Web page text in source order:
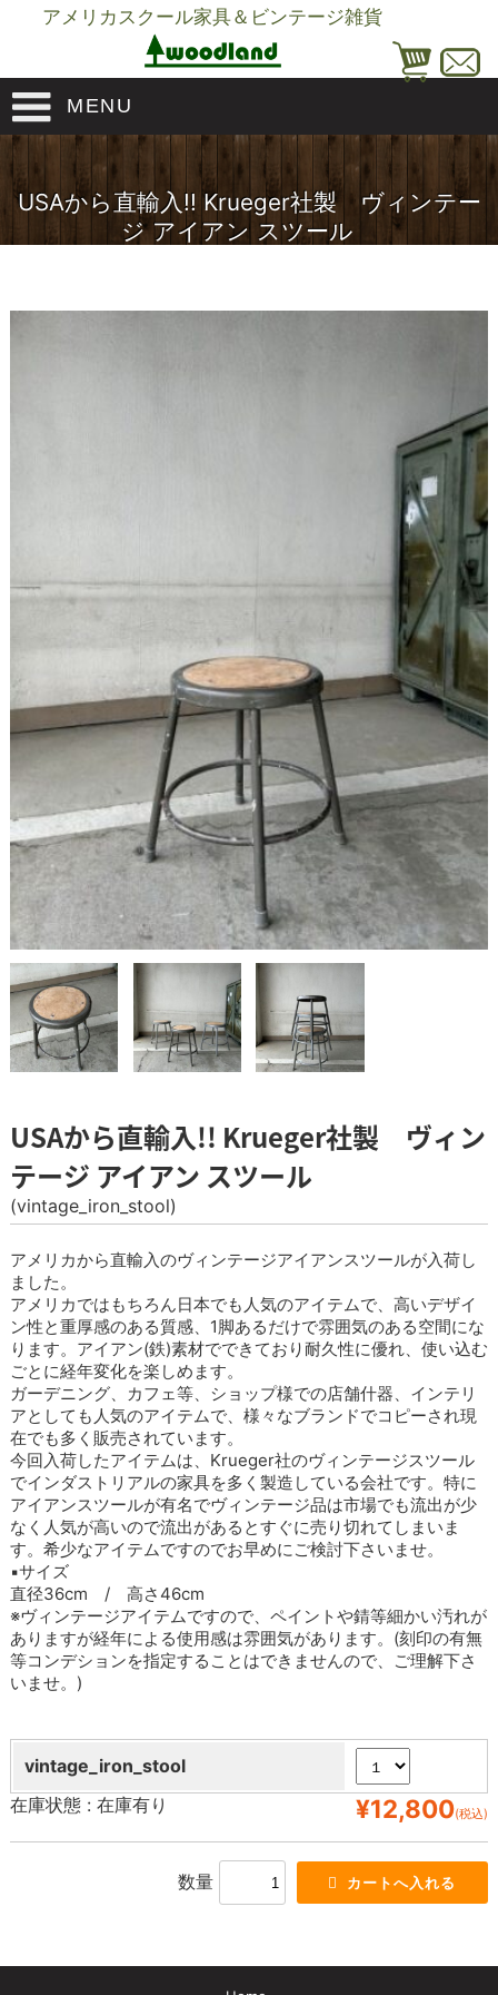
アメリカスクール家具＆ビンテージ雑貨
MENU
USAから直輸入!! Krueger社製 ヴィンテー
ジ アイアン スツール
USAから直輸入!! Krueger社製 ヴィン
テージ アイアン スツール
(vintage_iron_stool)
アメリカから直輸入のヴィンテージアイアンスツールが入荷し
ました。
アメリカではもちろん日本でも人気のアイテムで、高いデザイ
ン性と重厚感のある質感、1脚あるだけで雰囲気のある空間にな
ります。アイアン(鉄)素材でできており耐久性に優れ、使い込む
ごとに経年変化を楽しめます。
ガーデニング、カフェ等、ショップ様での店舗什器、インテリ
アとしても人気のアイテムで、様々なブランドでコピーされ現
在でも多く販売されています。
今回入荷したアイテムは、Krueger社のヴィンテージスツール
でインダストリアルの家具を多く製造している会社です。特に
アイアンスツールが有名でヴィンテージ品は市場でも流出が少
なく人気が高いので流出があるとすぐに売り切れてしまいま
す。希少なアイテムですのでお早めにご検討下さいませ。
▪サイズ
直径36cm / 高さ46cm
※ヴィンテージアイテムですので、ペイントや錆等細かい汚れが
ありますが経年による使用感は雰囲気があります。(刻印の有無
等コンデションを指定することはできませんので、ご理解下さ
いませ。)
vintage_iron_stool
在庫状態 : 在庫有り ¥12,800(税込)
数量